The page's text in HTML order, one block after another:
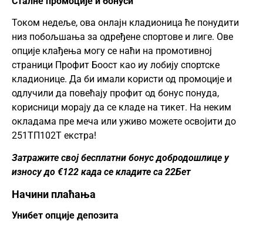
Током недеље, ова онлајн кладионица ће понудити
низ побољшања за одређене спортове и лиге. Ове
опције клађења могу се наћи на промотивној
страници Профит Боост као иу лобију спортске
кладионице. Да би имали користи од промоције и
одлучили да повећају профит од бонус понуда,
корисници морају да се кладе на тикет. На неким
окладама пре меча или уживо можете освојити до
251ТП102Т екстра!
Затражите свој бесплатни бонус добродошлице у
износу до €122 када се кладите са 22Бет
Начини плаћања
Унибет опције депозита